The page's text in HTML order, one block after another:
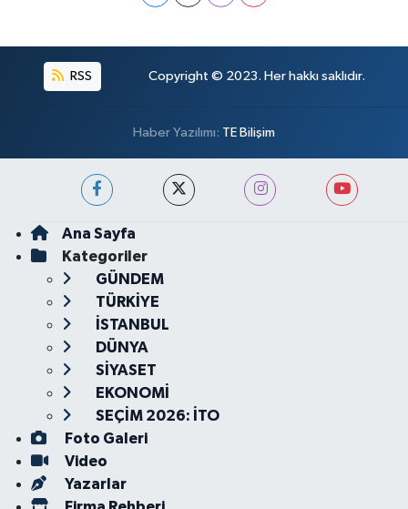
RSS Copyright © 2023. Her hakkı saklıdır.
Haber Yazılımı: TE Bilişim
Ana Sayfa
Kategoriler
GÜNDEM
TÜRKİYE
İSTANBUL
DÜNYA
SİYASET
EKONOMİ
SEÇİM 2026: İTO
Foto Galeri
Video
Yazarlar